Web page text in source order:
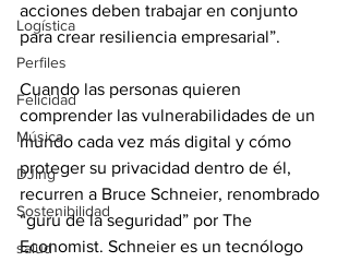
Logística
Perfiles
Felicidad
Música
DJing
Sostenibilidad
salud
acciones deben trabajar en conjunto
para crear resiliencia empresarial”.
Cuando las personas quieren
comprender las vulnerabilidades de un
mundo cada vez más digital y cómo
proteger su privacidad dentro de él,
recurren a Bruce Schneier, renombrado
“gurú de la seguridad” por The
Economist. Schneier es un tecnólogo